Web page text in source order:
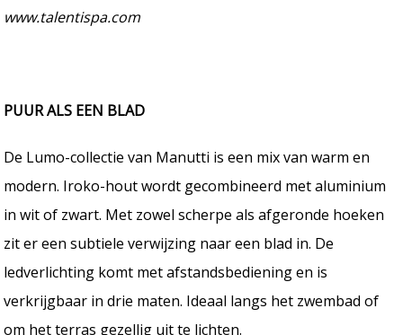
www.talentispa.com
PUUR ALS EEN BLAD
De Lumo-collectie van Manutti is een mix van warm en
modern. Iroko-hout wordt gecombineerd met aluminium
in wit of zwart. Met zowel scherpe als afgeronde hoeken
zit er een subtiele verwijzing naar een blad in. De
ledverlichting komt met afstandsbediening en is
verkrijgbaar in drie maten. Ideaal langs het zwembad of
om het terras gezellig uit te lichten.